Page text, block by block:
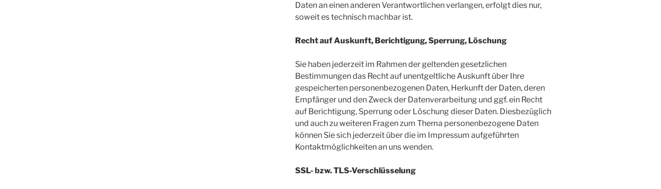
Daten an einen anderen Verantwortlichen verlangen, erfolgt dies nur,
soweit es technisch machbar ist.
Recht auf Auskunft, Berichtigung, Sperrung, Löschung
Sie haben jederzeit im Rahmen der geltenden gesetzlichen
Bestimmungen das Recht auf unentgeltliche Auskunft über Ihre
gespeicherten personenbezogenen Daten, Herkunft der Daten, deren
Empfänger und den Zweck der Datenverarbeitung und ggf. ein Recht
auf Berichtigung, Sperrung oder Löschung dieser Daten. Diesbezüglich
und auch zu weiteren Fragen zum Thema personenbezogene Daten
können Sie sich jederzeit über die im Impressum aufgeführten
Kontaktmöglichkeiten an uns wenden.
SSL- bzw. TLS-Verschlüsselung